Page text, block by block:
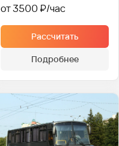
от 3500 ₽
Рассчитать
Подробнее